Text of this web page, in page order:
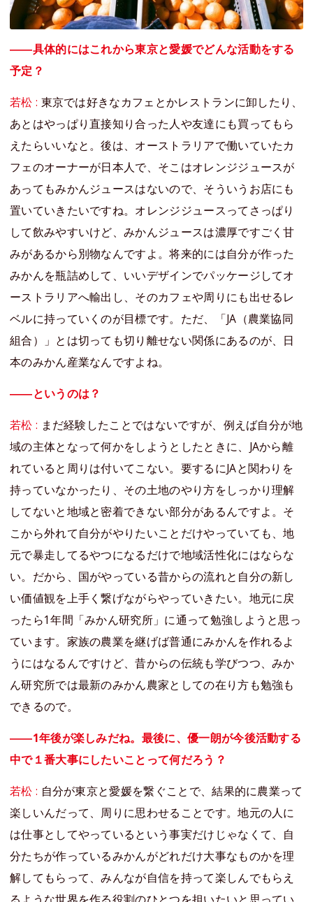
――具体的にはこれから東京と愛媛でどんな活動をする
予定？
若松 : 東京では好きなカフェとかレストランに卸したり、
あとはやっぱり直接知り合った人や友達にも買ってもら
えたらいいなと。後は、オーストラリアで働いていたカ
フェのオーナーが日本人で、そこはオレンジジュースが
あってもみかんジュースはないので、そういうお店にも
置いていきたいですね。オレンジジュースってさっぱり
して飲みやすいけど、みかんジュースは濃厚ですごく甘
みがあるから別物なんですよ。将来的には自分が作った
みかんを瓶詰めして、いいデザインでパッケージしてオ
ーストラリアへ輸出し、そのカフェや周りにも出せるレ
ベルに持っていくのが目標です。ただ、「JA（農業協同
組合）」とは切っても切り離せない関係にあるのが、日
本のみかん産業なんですよね。
――というのは？
若松 : まだ経験したことではないですが、例えば自分が地
域の主体となって何かをしようとしたときに、JAから離
れていると周りは付いてこない。要するにJAと関わりを
持っていなかったり、その土地のやり方をしっかり理解
してないと地域と密着できない部分があるんですよ。そ
こから外れて自分がやりたいことだけやっていても、地
元で暴走してるやつになるだけで地域活性化にはならな
い。だから、国がやっている昔からの流れと自分の新し
い価値観を上手く繋げながらやっていきたい。地元に戻
ったら1年間「みかん研究所」に通って勉強しようと思っ
ています。家族の農業を継げば普通にみかんを作れるよ
うにはなるんですけど、昔からの伝統も学びつつ、みか
ん研究所では最新のみかん農家としての在り方も勉強も
できるので。
――1年後が楽しみだね。最後に、優一朗が今後活動する
中で１番大事にしたいことって何だろう？
若松 : 自分が東京と愛媛を繋ぐことで、結果的に農業って
楽しいんだって、周りに思わせることです。地元の人に
は仕事としてやっているという事実だけじゃなくて、自
分たちが作っているみかんがどれだけ大事なものかを理
解してもらって、みんなが自信を持って楽しんでもらえ